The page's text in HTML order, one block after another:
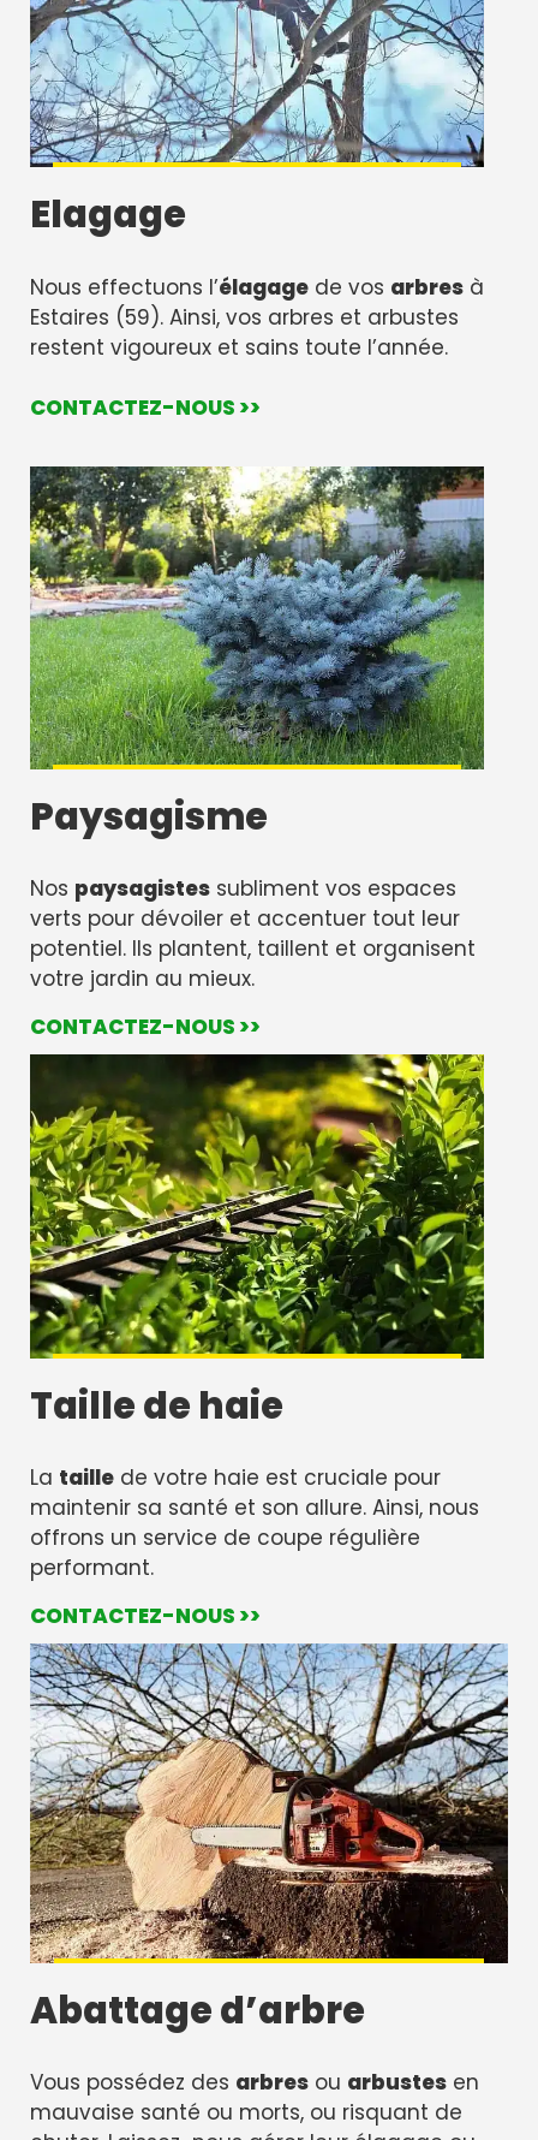
Elagage
Nous effectuons l’élagage de vos arbres à
Estaires (59). Ainsi, vos arbres et arbustes
restent vigoureux et sains toute l’année.
CONTACTEZ-NOUS >>
Paysagisme
Nos paysagistes subliment vos espaces
verts pour dévoiler et accentuer tout leur
potentiel. Ils plantent, taillent et organisent
votre jardin au mieux.
CONTACTEZ-NOUS >>
Taille de haie
La taille de votre haie est cruciale pour
maintenir sa santé et son allure. Ainsi, nous
offrons un service de coupe régulière
performant.
CONTACTEZ-NOUS >>
Abattage d’arbre
Vous possédez des arbres ou arbustes en
mauvaise santé ou morts, ou risquant de